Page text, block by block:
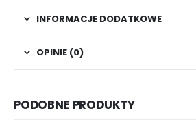
INFORMACJE DODATKOWE
OPINIE (0)
PODOBNE PRODUKTY